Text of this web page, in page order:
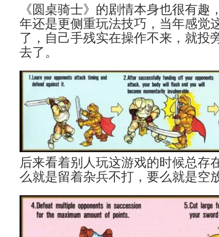
《圆桌骑士》的剧情本身也很有趣
年还是更侧重玩法技巧，当年感觉
了，自己手残实在操作不来，就投
去了。
后来看着别人玩这游戏的时候总存
么就是留着杂兵不打，要么就是空